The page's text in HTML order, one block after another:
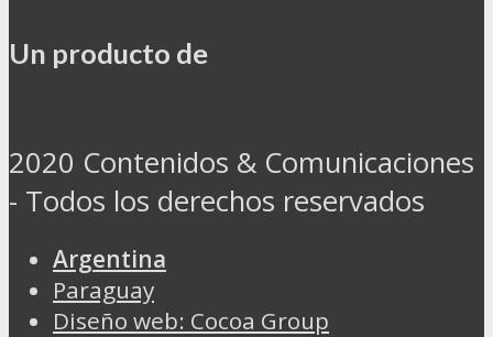
Un producto de
2020 Contenidos & Comunicaciones
- Todos los derechos reservados
Argentina
Paraguay
Diseño web: Cocoa Group